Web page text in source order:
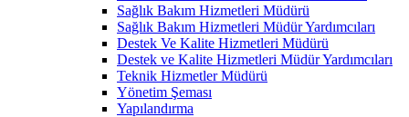
Sağlık Bakım Hizmetleri Müdürü
Sağlık Bakım Hizmetleri Müdür Yardımcıları
Destek Ve Kalite Hizmetleri Müdürü
Destek ve Kalite Hizmetleri Müdür Yardımcıları
Teknik Hizmetler Müdürü
Yönetim Şeması
Yapılandırma